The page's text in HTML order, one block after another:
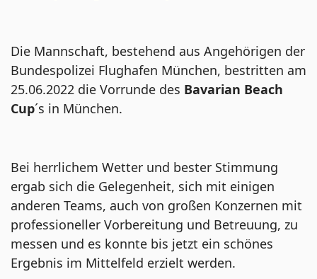
Die Mannschaft, bestehend aus Angehörigen der
Bundespolizei Flughafen München, bestritten am
25.06.2022 die Vorrunde des Bavarian Beach
Cup´s in München.
Bei herrlichem Wetter und bester Stimmung
ergab sich die Gelegenheit, sich mit einigen
anderen Teams, auch von großen Konzernen mit
professioneller Vorbereitung und Betreuung, zu
messen und es konnte bis jetzt ein schönes
Ergebnis im Mittelfeld erzielt werden.